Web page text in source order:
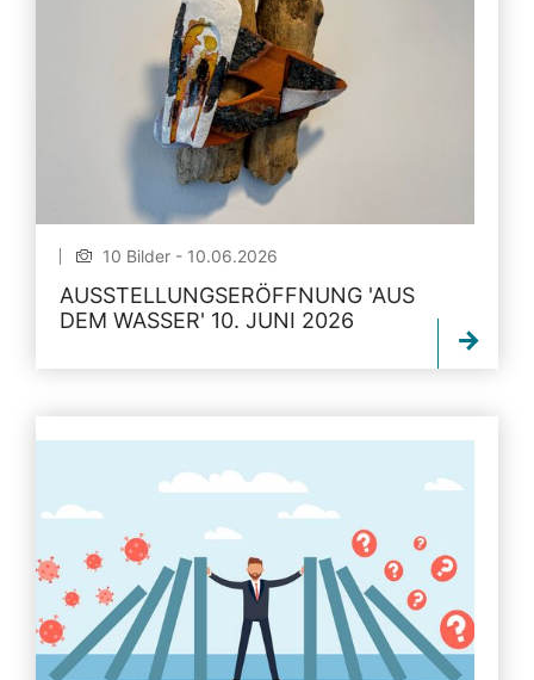
10 Bilder - 10.06.2026
AUSSTELLUNGSERÖFFNUNG 'AUS
DEM WASSER' 10. JUNI 2026